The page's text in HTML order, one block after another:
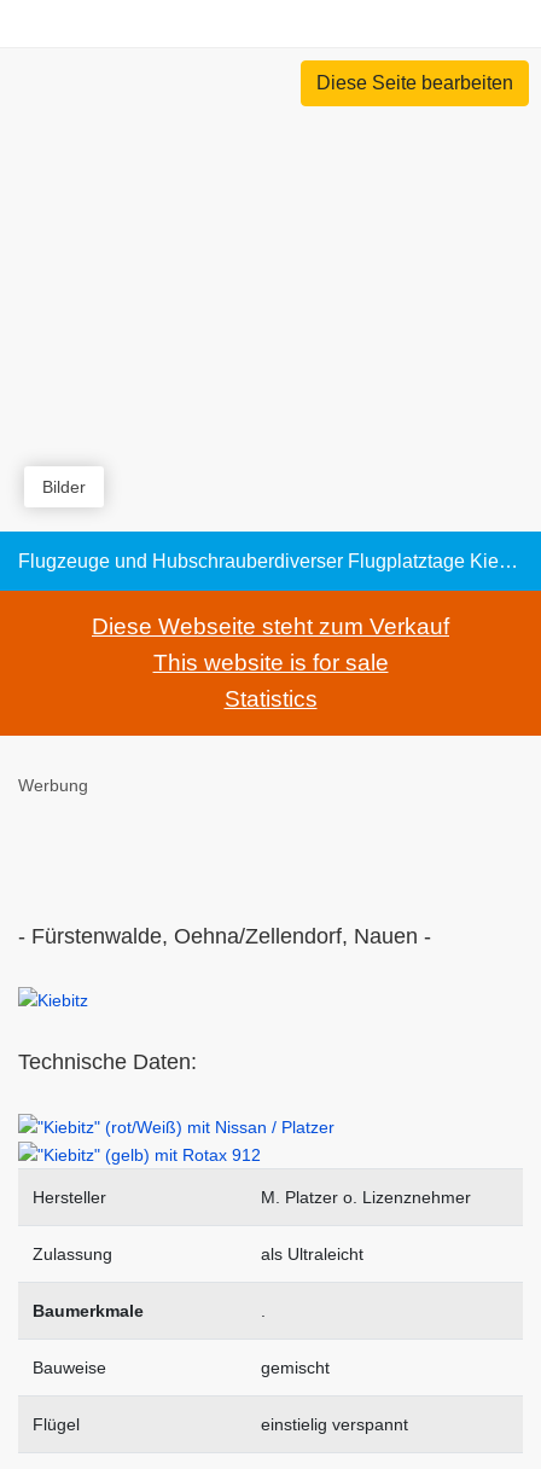
Diese Seite bearbeiten
Bilder
Flugzeuge und Hubschrauberdiverser Flugplatztage Kiebitz B 4: UL-Doppeldecker -- Eigenbau-Pläne von M. Platzer
Diese Webseite steht zum Verkauf
This website is for sale
Statistics
Werbung
- Fürstenwalde, Oehna/Zellendorf, Nauen -
Technische Daten:
Hersteller M. Platzer o. Lizenznehmer
Zulassung als Ultraleicht
Baumerkmale
Bauweise gemischt
Flügel einstielig verspannt